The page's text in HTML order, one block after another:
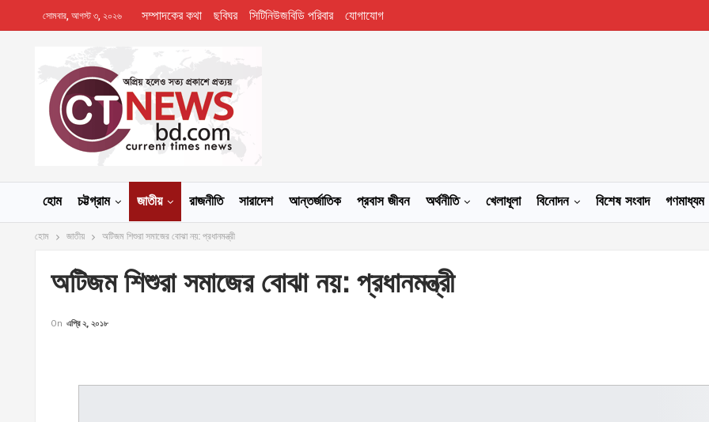
সোমবার, আগস্ট ৩, ২০২৬ সম্পাদকের কথা ছবিঘর সিটিনিউজবিডি পরিবার যোগাযোগ
হোম চট্টগ্রাম জাতীয় রাজনীতি সারাদেশ আন্তর্জাতিক প্রবাস জীবন অর্থনীতি খেলাধূলা বিনোদন বিশেষ সংবাদ গণমাধ্যম
হোম জাতীয় অটিজম শিশুরা সমাজের বোঝা নয়: প্রধানমন্ত্রী
অটিজম শিশুরা সমাজের বোঝা নয়: প্রধানমন্ত্রী
On এপ্রি ২, ২০১৮